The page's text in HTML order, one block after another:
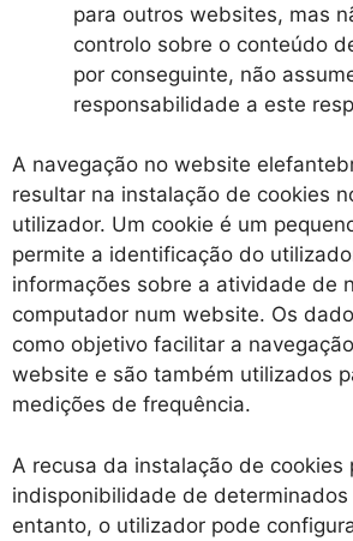
para outros websites, mas
controlo sobre o conteúdo
por conseguinte, não
responsabilidade a este
A navegação no website
resultar na instalação de cookies
utilizador. Um cookie é um
permite a identificação do
informações sobre a atividade de
computador num website. Os
como objetivo facilitar a
website e são também utilizados
medições de frequência.
A recusa da instalação de cookies
indisponibilidade de determinados
entanto, o utilizador pode